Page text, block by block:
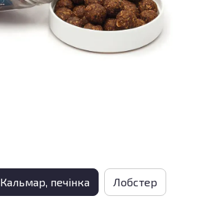
Кальмар, печінка Лобстер